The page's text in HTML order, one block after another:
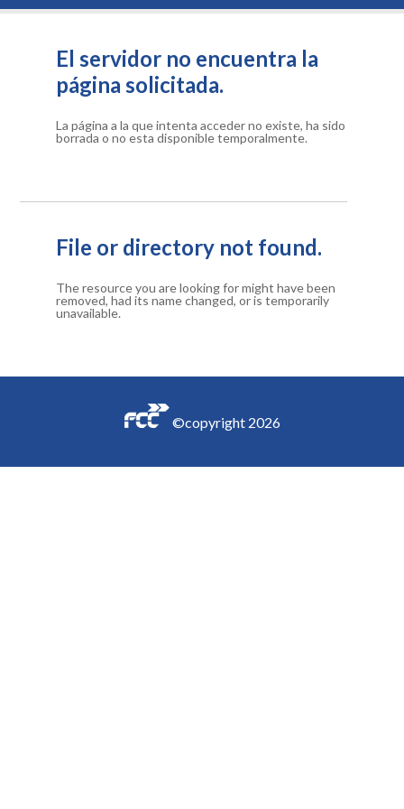
El servidor no encuentra la
página solicitada.
La página a la que intenta acceder no existe, ha sido
borrada o no esta disponible temporalmente.
File or directory not found.
The resource you are looking for might have been
removed, had its name changed, or is temporarily
unavailable.
©copyright 2026